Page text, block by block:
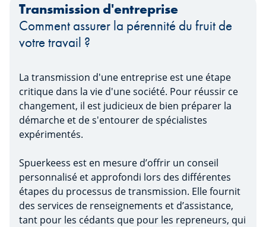
Transmission d'entreprise
Comment assurer la pérennité du fruit de
votre travail ?
La transmission d'une entreprise est une étape
critique dans la vie d'une société. Pour réussir ce
changement, il est judicieux de bien préparer la
démarche et de s'entourer de spécialistes
expérimentés.
Spuerkeess est en mesure d’offrir un conseil
personnalisé et approfondi lors des différentes
étapes du processus de transmission. Elle fournit
des services de renseignements et d’assistance,
tant pour les cédants que pour les repreneurs, qui